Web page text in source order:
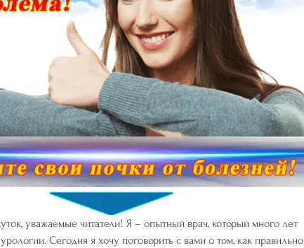
уважаемые читатели! Я – опытный врач, который много лет
Сегодня я хочу поговорить с вами о том, как правильно